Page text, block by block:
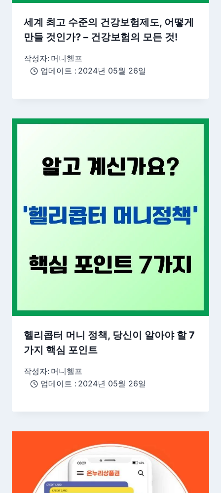
세계 최고 수준의 건강보험제도, 어떻게
만들 것인가? – 건강보험의 모든 것!
작성자: 머니헬프
업데이트 : 2024년 05월 26일
헬리콥터 머니 정책, 당신이 알아야 할 7
가지 핵심 포인트
작성자: 머니헬프
업데이트 : 2024년 05월 26일